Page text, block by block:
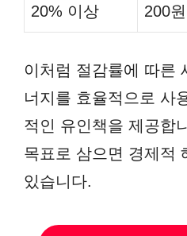
20% 이상 200원
이처럼 절감률에 따른
너지를 효율적으로 사
적인 유인책을 제공합
목표로 삼으면 경제적
있습니다.